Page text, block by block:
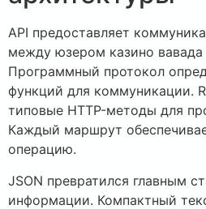
API предоставляет
между юзером казино
Программный протокол
функций для коммуникации.
типовые HTTP-методы для
Каждый маршрут
операцию.
JSON превратился главным
информации. Компактный